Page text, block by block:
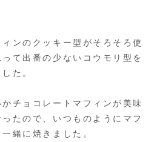
ンのクッキー型がそろそろ使
て出番の少ないコウモリ型を
た。
チョコレートマフィンが美味
たので、いつものようにマフ
緒に焼きました。